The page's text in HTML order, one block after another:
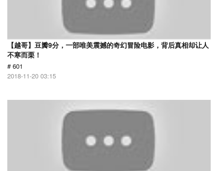
【越哥】豆瓣9分，一部唯美震撼的奇幻冒险电影，背后真相却让人
不寒而栗！
# 601
2018-11-20 03:15